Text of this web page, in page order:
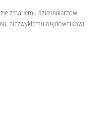
zmarłemu dziennikarzowi
niezwykłemu orędownikowi